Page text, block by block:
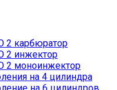
2 карбюратор
2 инжектор
2 моноинжектор
на 4 цилиндра